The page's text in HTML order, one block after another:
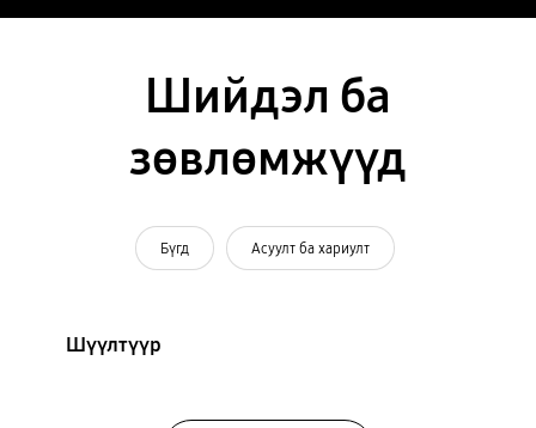
Шийдэл ба
зөвлөмжүүд
Бүгд Асуулт ба хариулт
Шүүлтүүр